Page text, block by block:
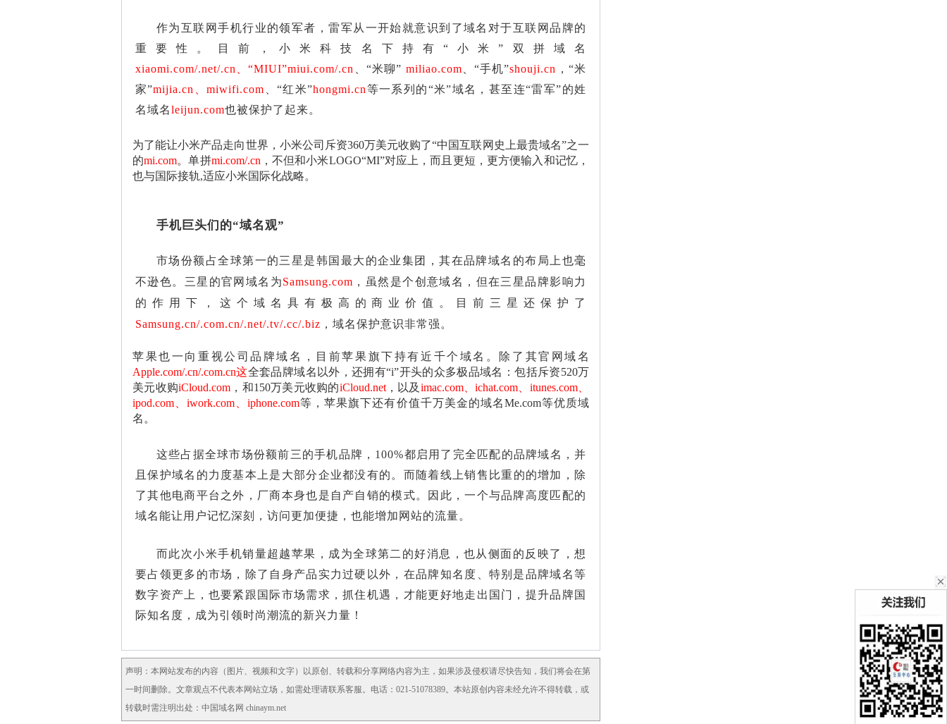
作为互联网手机行业的领军者，雷军从一开始就意识到了域名对于互联网品牌的
重要性。目前，小米科技名下持有“小米”双拼域名
xiaomi.com/.net/.cn、“MIUI”miui.com/.cn
、“米聊” miliao.com 、“手机”shouji.cn ，“米
家”mijia.cn、miwifi.com 、“红米”hongmi.cn等一系列的“米”域名，甚至连“雷军”的姓
名域名leijun.com也被保护了起来。
为了能让小米产品走向世界，小米公司斥资360万美元收购了“中国互联网史上最贵域名”之一
的mi.com。单拼mi.com/.cn ，不但和小米LOGO“MI”对应上，而且更短，更方便输入和记忆，
也与国际接轨,适应小米国际化战略。
手机巨头们的“域名观”
市场份额占全球第一的三星是韩国最大的企业集团，其在品牌域名的布局上也毫
不逊色。三星的官网域名为Samsung.com ，虽然是个创意域名，但在三星品牌影响力
的作用下，这个域名具有极高的商业价值。目前三星还保护了
Samsung.cn/.com.cn/.net/.tv/.cc/.biz ，域名保护意识非常强。
苹果也一向重视公司品牌域名，目前苹果旗下持有近千个域名。除了其官网域名
Apple.com/.cn/.com.cn这全套品牌域名以外，还拥有“i”开头的众多极品域名：包括斥资520万
美元收购iCloud.com ，和150万美元收购的iCloud.net，以及 imac.com、ichat.com、itunes.com、
ipod.com、iwork.com、iphone.com等，苹果旗下还有价值千万美金的域名Me.com等优质域
名。
这些占据全球市场份额前三的手机品牌 ，100%都启用了完全匹配的品牌域名，并
且保护域名的力度基本上是大部分企业都没有的。而随着线上销售 比重的的增加 ，除
了其他电商平台之外，厂商本身也是自产自销的模式。 因此，一个与品牌高度匹配的
域名能让用户记忆深刻，访问更加便捷，也能增加网站的流量。
而此次小米手机销量超越苹果，成为全球第二的好消息，也从侧面的反映了，想
要占领更多的市场，除了自身产品实力过硬以外， 在品牌知名度、特别是品牌域名等
数字资产上，也要紧跟国际市场需求，抓住机遇，才能更好地走出国门，提升品牌国
际知名度，成为引领时尚潮流的新兴力量 ！
声明：本网站发布的内容（图片、视频和文字）以原创、转载和分享网络内容为主，如果涉及侵权请尽快告知，我们将会在第
一时间删除。文章观点不代表本网站立场，如需处理请联系客服。电话：021-51078389。本站原创内容未经允许不得转载，或
转载时需注明出处：中国域名网 chinaym.net